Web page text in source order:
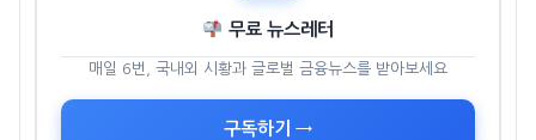
무료 뉴스레터
매일 6번, 국내외 시황과 글로벌 금융뉴스를 받아보세요
구독하기 →